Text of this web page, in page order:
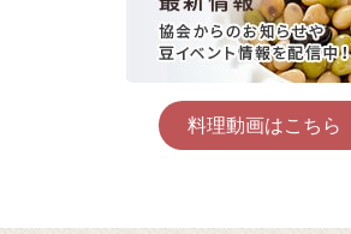
料理動画はこちら